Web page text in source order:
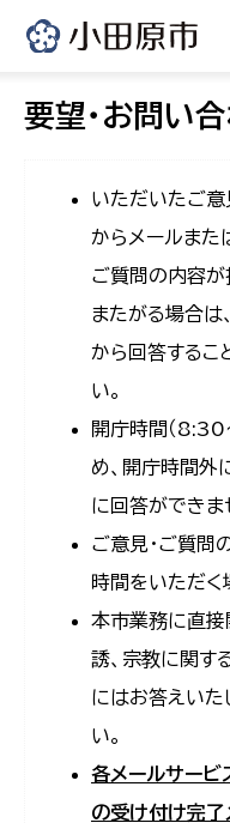
要望・お問い
いただいたご意
からメールまた
ご質問の内容
またがる場合は
から回答するこ
い。
開庁時間（
め、開庁時間外
に回答ができま
ご意見・ご質問
時間をいただく
本市業務に直接
誘、宗教に関す
にはお答えいた
い。
各メールサービ
の受け付け完了